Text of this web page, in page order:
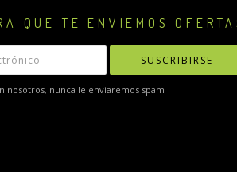
QUE TE ENVIEMOS
SUSCRIBIRSE
nosotros, nunca le enviaremos spam